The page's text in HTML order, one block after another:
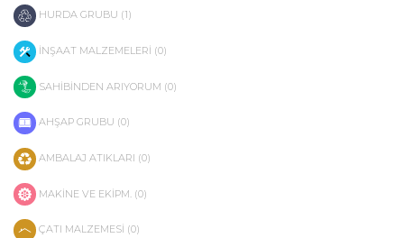
HURDA GRUBU (1)
İNŞAAT MALZEMELERİ (0)
SAHİBİNDEN ARIYORUM (0)
AHŞAP GRUBU (0)
AMBALAJ ATIKLARI (0)
MAKİNE VE EKİPM. (0)
ÇATI MALZEMESİ (0)